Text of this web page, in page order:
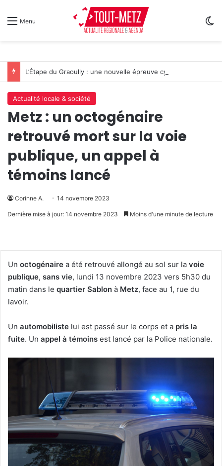
Menu
Actualité locale & société
Metz : un octogénaire
retrouvé mort sur la voie
publique, un appel à
témoins lancé
Corinne A. 14 novembre 2023
Dernière mise à jour: 14 novembre 2023 Moins d'une minute de lecture
Un octogénaire a été retrouvé allongé au sol sur la voie
publique, sans vie, lundi 13 novembre 2023 vers 5h30 du
matin dans le quartier Sablon à Metz, face au 1, rue du
lavoir.
Un automobiliste lui est passé sur le corps et a pris la
fuite. Un appel à témoins est lancé par la Police nationale.